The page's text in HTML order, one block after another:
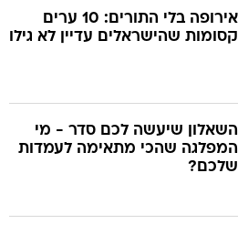
אירופה בלי התורים: 10 ערים
קסומות שהישראלים עדיין לא גילו
השאלון שיעשה לכם סדר - מי
המפלגה שהכי מתאימה לעמדות
שלכם?